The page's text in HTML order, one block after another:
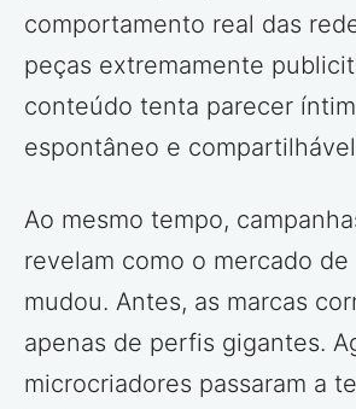
comportamento real das
peças extremamente
conteúdo tenta parecer
espontâneo e
Ao mesmo tempo,
revelam como o mercado
mudou. Antes, as marcas
apenas de perfis gigantes.
microcriadores passaram a